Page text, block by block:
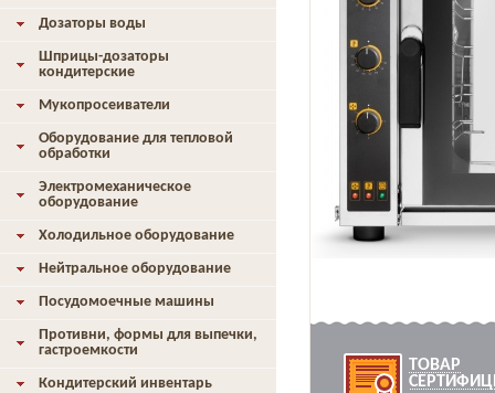
ТОВАР
Дозаторы воды
Шприцы-дозаторы
кондитерские
Мукопросеиватели
Оборудование для тепловой
обработки
Электромеханическое
оборудование
Холодильное оборудование
Нейтральное оборудование
Посудомоечные машины
Противни, формы для выпечки,
гастроемкости
Кондитерский инвентарь